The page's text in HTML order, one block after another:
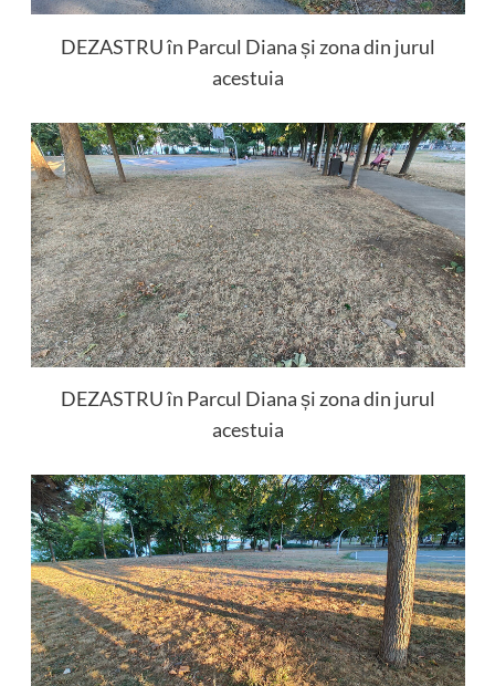
DEZASTRU în Parcul Diana și zona din jurul
acestuia
DEZASTRU în Parcul Diana și zona din jurul
acestuia